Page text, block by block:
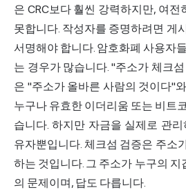
은 CRC보다 훨씬 강력하지만, 여
못합니다. 작성자를 증명하려면 게
서명해야 합니다. 암호화폐 사용자
는 경우가 많습니다. "주소가 체크
은 "주소가 올바른 사람의 것이다"
누구나 유효한 이더리움 또는 비트
습니다. 하지만 자금을 실제로 관
유자뿐입니다. 체크섬 검증은 주소
하는 것입니다. 그 주소가 누구의
의 문제이며, 답도 다릅니다.